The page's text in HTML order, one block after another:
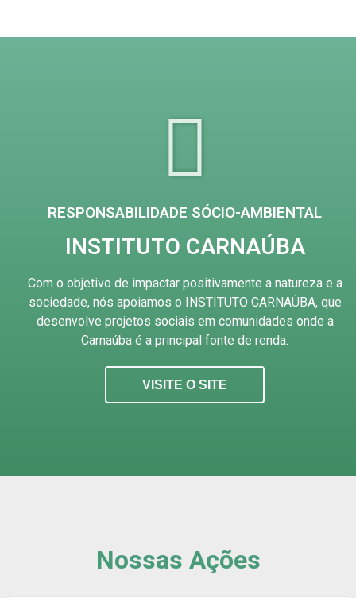
RESPONSABILIDADE SÓCIO-AMBIENTAL
INSTITUTO CARNAÚBA
Com o objetivo de impactar positivamente a natureza e a
sociedade, nós apoiamos o INSTITUTO CARNAÚBA, que
desenvolve projetos sociais em comunidades onde a
Carnaúba é a principal fonte de renda.
VISITE O SITE
Nossas Ações